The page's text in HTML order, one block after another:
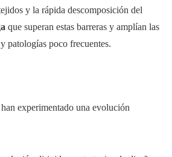
y la rápida descomposición del
que superan estas barreras y amplían las
patologías poco frecuentes.
experimentado una evolución